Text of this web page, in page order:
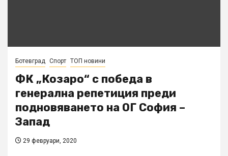
Ботевград Спорт ТОП новини
ФК „Козаро“ с победа в
генерална репетиция преди
подновяването на ОГ София –
Запад
29 февруари, 2020